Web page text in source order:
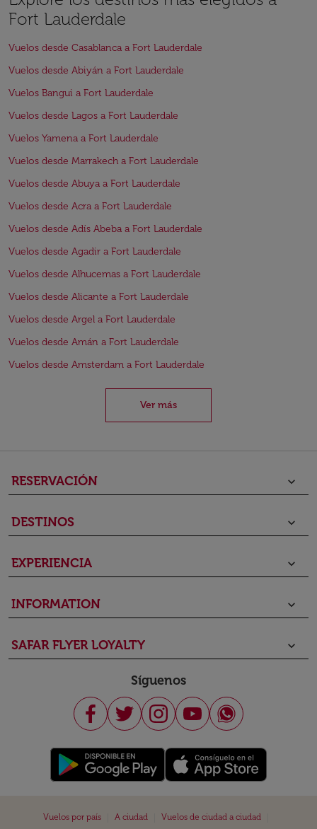
Fort Lauderdale
Vuelos desde Casablanca a Fort Lauderdale
Vuelos desde Abiyán a Fort Lauderdale
Vuelos Bangui a Fort Lauderdale
Vuelos desde Lagos a Fort Lauderdale
Vuelos Yamena a Fort Lauderdale
Vuelos desde Marrakech a Fort Lauderdale
Vuelos desde Abuya a Fort Lauderdale
Vuelos desde Acra a Fort Lauderdale
Vuelos desde Adís Abeba a Fort Lauderdale
Vuelos desde Agadir a Fort Lauderdale
Vuelos desde Alhucemas a Fort Lauderdale
Vuelos desde Alicante a Fort Lauderdale
Vuelos desde Argel a Fort Lauderdale
Vuelos desde Amán a Fort Lauderdale
Vuelos desde Amsterdam a Fort Lauderdale
Ver más
RESERVACIÓN keyboard_arrow_down
DESTINOS keyboard_arrow_down
EXPERIENCIA keyboard_arrow_down
INFORMATION keyboard_arrow_down
SAFAR FLYER LOYALTY keyboard_arrow_down
Síguenos
Vuelos por país A ciudad Vuelos de ciudad a ciudad